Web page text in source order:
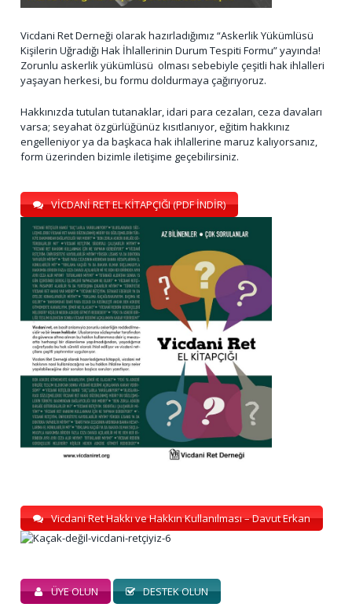
Vicdani Ret Derneği olarak hazırladığımız “Askerlik Yükümlüsü
Kişilerin Uğradığı Hak İhlallerinin Durum Tespiti Formu” yayında!
Zorunlu askerlik yükümlüsü olması sebebiyle çeşitli hak ihlalleri
yaşayan herkesi, bu formu doldurmaya çağırıyoruz.
Hakkınızda tutulan tutanaklar, idari para cezaları, ceza davaları
varsa; seyahat özgürlüğünüz kısıtlanıyor, eğitim hakkınız
engelleniyor ya da başkaca hak ihlallerine maruz kalıyorsanız,
form üzerinden bizimle iletişime geçebilirsiniz.
VİCDANİ RET EL KİTAPÇIĞI (PDF İNDİR)
Vicdani Ret Hakkı ve Hakkın Kullanılması – Davut Erkan
ÜYE OLUN DESTEK OLUN